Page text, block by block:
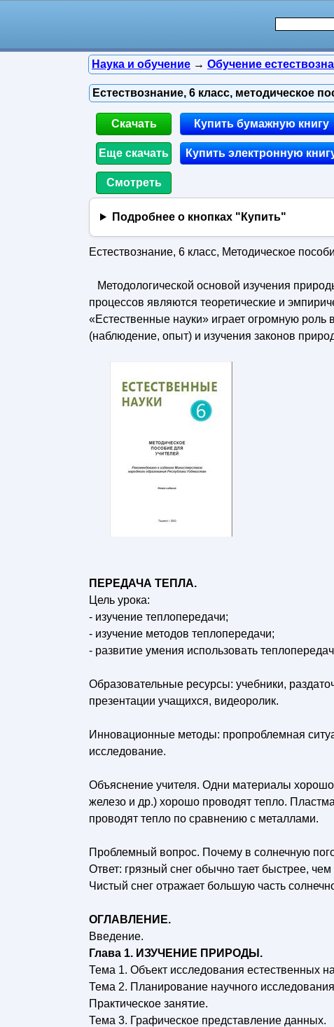
Наука и обучение → Обучение
Естествознание, 6 класс, методическое
Скачать
Еще скачать
Смотреть
Купить бумажную книгу
Купить электронную
Подробнее о кнопках "Купить"
Естествознание, 6 класс, Методическое
Методологической основой изучения
процессов являются теоретические и
«Естественные науки» играет огромную роль
(наблюдение, опыт) и изучения законов
ПЕРЕДАЧА ТЕПЛА.
Цель урока:
- изучение теплопередачи;
- изучение методов теплопередачи;
- развитие умения использовать
Образовательные ресурсы: учебники,
презентации учащихся, видеоролик.
Инновационные методы: пропроблемная
исследование.
Объяснение учителя. Одни материалы
железо и др.) хорошо проводят тепло.
проводят тепло по сравнению с металлами.
Проблемный вопрос. Почему в солнечную
Ответ: грязный снег обычно тает быстрее,
Чистый снег отражает большую часть
ОГЛАВЛЕНИЕ.
Введение.
Глава 1. ИЗУЧЕНИЕ ПРИРОДЫ.
Тема 1. Объект исследования естественных
Тема 2. Планирование научного
Практическое занятие.
Тема 3. Графическое представление данных.